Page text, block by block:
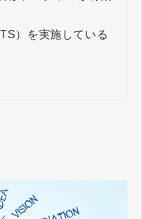
）を実施している